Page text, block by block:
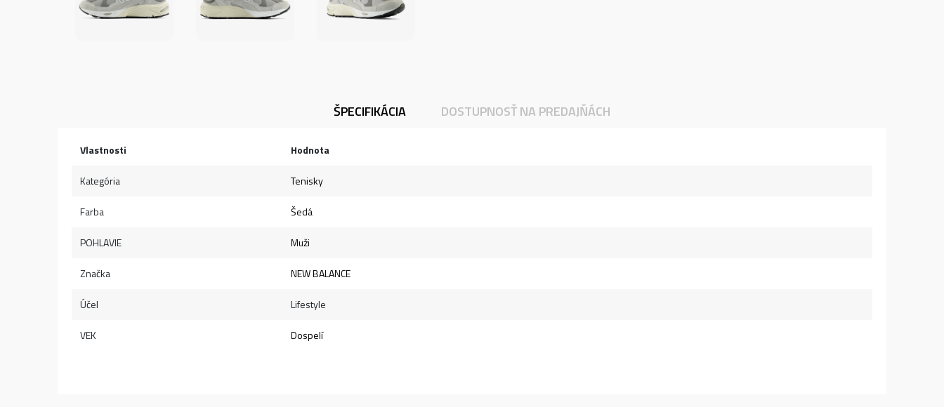
ŠPECIFIKÁCIA DOSTUPNOSŤ NA PREDAJŇÁCH
Vlastnosti Hodnota
Kategória Tenisky
Farba Šedá
POHLAVIE Muži
Značka NEW BALANCE
Účel Lifestyle
VEK Dospelí